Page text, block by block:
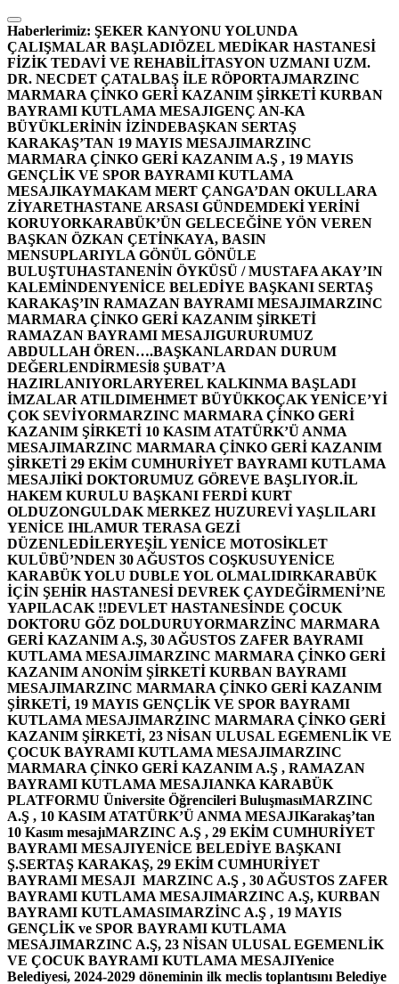
İçeriğe
atla
Haberlerimiz: ŞEKER KANYONU YOLUNDA
ÇALIŞMALAR BAŞLADIÖZEL MEDİKAR HASTANESİ
FİZİK TEDAVİ VE REHABİLİTASYON UZMANI UZM.
DR. NECDET ÇATALBAŞ İLE RÖPORTAJMARZINC
MARMARA ÇİNKO GERİ KAZANIM ŞİRKETİ KURBAN
BAYRAMI KUTLAMA MESAJIGENÇ AN-KA
BÜYÜKLERİNİN İZİNDEBAŞKAN SERTAŞ
KARAKAŞ’TAN 19 MAYIS MESAJIMARZINC
MARMARA ÇİNKO GERİ KAZANIM A.Ş , 19 MAYIS
GENÇLİK VE SPOR BAYRAMI KUTLAMA
MESAJIKAYMAKAM MERT ÇANGA’DAN OKULLARA
ZİYARETHASTANE ARSASI GÜNDEMDEKİ YERİNİ
KORUYORKARABÜK’ÜN GELECEĞİNE YÖN VEREN
BAŞKAN ÖZKAN ÇETİNKAYA, BASIN
MENSUPLARIYLA GÖNÜL GÖNÜLE
BULUŞTUHASTANENİN ÖYKÜSÜ / MUSTAFA AKAY’IN
KALEMİNDENYENİCE BELEDİYE BAŞKANI SERTAŞ
KARAKAŞ’IN RAMAZAN BAYRAMI MESAJIMARZINC
MARMARA ÇİNKO GERİ KAZANIM ŞİRKETİ
RAMAZAN BAYRAMI MESAJIGURURUMUZ
ABDULLAH ÖREN….BAŞKANLARDAN DURUM
DEĞERLENDİRMESİ8 ŞUBAT’A
HAZIRLANIYORLARYEREL KALKINMA BAŞLADI
İMZALAR ATILDIMEHMET BÜYÜKKOÇAK YENİCE’Yİ
ÇOK SEVİYORMARZINC MARMARA ÇİNKO GERİ
KAZANIM ŞİRKETİ 10 KASIM ATATÜRK’Ü ANMA
MESAJIMARZINC MARMARA ÇİNKO GERİ KAZANIM
ŞİRKETİ 29 EKİM CUMHURİYET BAYRAMI KUTLAMA
MESAJIİKİ DOKTORUMUZ GÖREVE BAŞLIYOR.İL
HAKEM KURULU BAŞKANI FERDİ KURT
OLDUZONGULDAK MERKEZ HUZUREVİ YAŞLILARI
YENİCE IHLAMUR TERASA GEZİ
DÜZENLEDİLERYEŞİL YENİCE MOTOSİKLET
KULÜBÜ’NDEN 30 AĞUSTOS COŞKUSUYENİCE
KARABÜK YOLU DUBLE YOL OLMALIDIRKARABÜK
İÇİN ŞEHİR HASTANESİ DEVREK ÇAYDEĞİRMENİ’NE
YAPILACAK !!DEVLET HASTANESİNDE ÇOCUK
DOKTORU GÖZ DOLDURUYORMARZİNC MARMARA
GERİ KAZANIM A.Ş, 30 AĞUSTOS ZAFER BAYRAMI
KUTLAMA MESAJIMARZINC MARMARA ÇİNKO GERİ
KAZANIM ANONİM ŞİRKETİ KURBAN BAYRAMI
MESAJIMARZINC MARMARA ÇİNKO GERİ KAZANIM
ŞİRKETİ, 19 MAYIS GENÇLİK VE SPOR BAYRAMI
KUTLAMA MESAJIMARZINC MARMARA ÇİNKO GERİ
KAZANIM ŞİRKETİ, 23 NİSAN ULUSAL EGEMENLİK VE
ÇOCUK BAYRAMI KUTLAMA MESAJIMARZINC
MARMARA ÇİNKO GERİ KAZANIM A.Ş , RAMAZAN
BAYRAMI KUTLAMA MESAJIANKA KARABÜK
PLATFORMU Üniversite Öğrencileri BuluşmasıMARZINC
A.Ş , 10 KASIM ATATÜRK’Ü ANMA MESAJIKarakaş’tan
10 Kasım mesajıMARZINC A.Ş , 29 EKİM CUMHURİYET
BAYRAMI MESAJIYENİCE BELEDİYE BAŞKANI
Ş.SERTAŞ KARAKAŞ, 29 EKİM CUMHURİYET
BAYRAMI MESAJI MARZINC A.Ş , 30 AĞUSTOS ZAFER
BAYRAMI KUTLAMA MESAJIMARZINC A.Ş, KURBAN
BAYRAMI KUTLAMASIMARZİNC A.Ş , 19 MAYIS
GENÇLİK ve SPOR BAYRAMI KUTLAMA
MESAJIMARZINC A.Ş, 23 NİSAN ULUSAL EGEMENLİK
VE ÇOCUK BAYRAMI KUTLAMA MESAJIYenice
Belediyesi, 2024-2029 döneminin ilk meclis toplantısını Belediye